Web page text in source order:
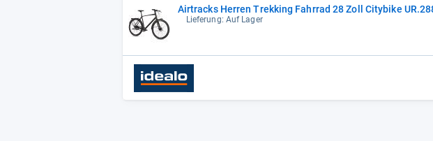
Airtracks Herren Trekking Fahrrad 28 Zoll Citybike
Lieferung: Auf Lager